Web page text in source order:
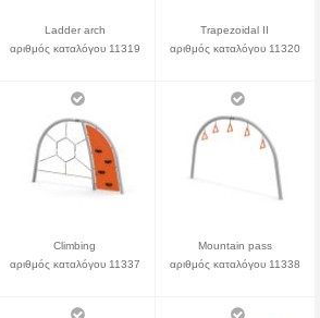
Ladder arch
αριθμός καταλόγου 11319
Trapezoidal II
αριθμός καταλόγου 11320
Climbing
αριθμός καταλόγου 11337
Mountain pass
αριθμός καταλόγου 11338